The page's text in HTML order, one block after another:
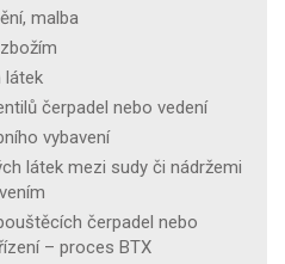
malba
látek
čerpadel nebo vedení
vybavení
látek mezi sudy či nádržemi
čerpadel nebo
– proces BTX